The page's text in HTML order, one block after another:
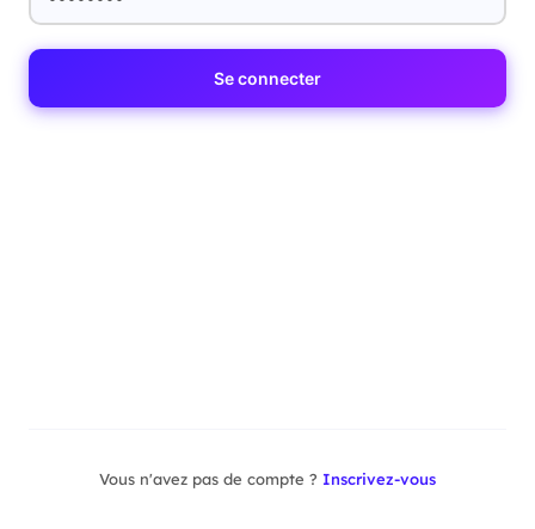
Se connecter
Vous n'avez pas de compte ? Inscrivez-vous